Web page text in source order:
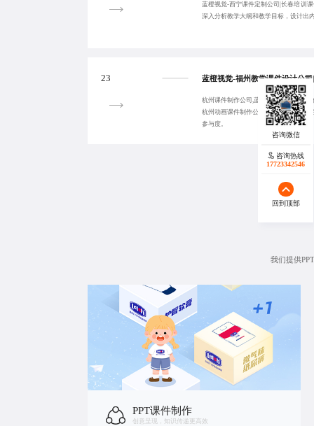
蓝橙视觉-西宁课件定制公司|长春培训
深入分析教学大纲和教学目标，设计出
23
杭州课件制作公司,蓝橙视觉-汕头K12
杭州动画课件制作公司,注重课件的互动
参与度。
我们提供
PPT课件制作
创意呈现，知识传递更高效
咨询热线
17723342546
回到顶部